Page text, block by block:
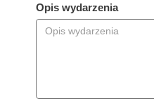
Opis wydarzenia